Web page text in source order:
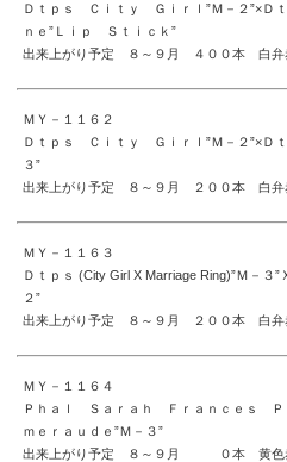
Ｄｔｐｓ Ｃｉｔｙ Ｇｉｒｌ”Ｍ－２”×Ｄ
ｎｅ”Ｌｉｐ Ｓｔｉｃｋ”
出来上がり予定 ８～９月 ４００本 白
ＭＹ－１１６２
Ｄｔｐｓ Ｃｉｔｙ Ｇｉｒｌ”Ｍ－２”×Ｄｔ
３”
出来上がり予定 ８～９月 ２００本 白
ＭＹ－１１６３
Ｄｔｐｓ (City Girl X Marriage Ring)”Ｍ－
２”
出来上がり予定 ８～９月 ２００本 白
ＭＹ－１１６４
Ｐｈａｌ Ｓａｒａｈ Ｆｒａｎｃｅｓ Ｐ
ｍｅｒａｕｄｅ”Ｍ－３”
出来上がり予定 ８～９月 ０本 黄色